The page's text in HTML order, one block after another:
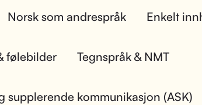
Norsk som andrespråk Enkelt
følebilder Tegnspråk & NMT
supplerende kommunikasjon (ASK)